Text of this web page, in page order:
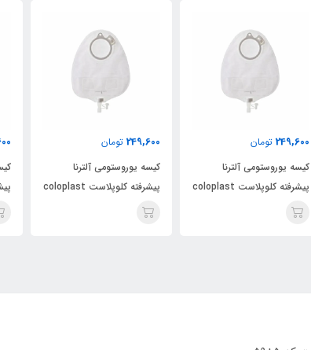
249,600 تومان
کیسه یوروستومی آلترنا
پیشرفته کلوپلاست coloplast
کد 14229
249,600 تومان
کیسه یوروستومی آلترنا
پیشرفته کلوپلاست coloplast
کد 14229
کد